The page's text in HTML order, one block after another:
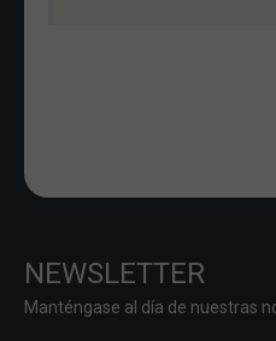
NEWSLETTER
Manténgase al día de nuestras